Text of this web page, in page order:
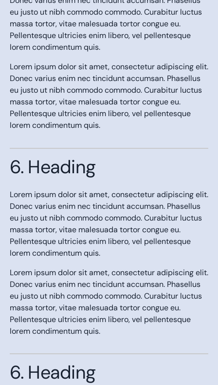
eu justo ut nibh commodo commodo. Curabitur luctus
massa tortor, vitae malesuada tortor congue eu.
Pellentesque ultricies enim libero, vel pellentesque
lorem condimentum quis.
Lorem ipsum dolor sit amet, consectetur adipiscing elit.
Donec varius enim nec tincidunt accumsan. Phasellus
eu justo ut nibh commodo commodo. Curabitur luctus
massa tortor, vitae malesuada tortor congue eu.
Pellentesque ultricies enim libero, vel pellentesque
lorem condimentum quis.
6. Heading
Lorem ipsum dolor sit amet, consectetur adipiscing elit.
Donec varius enim nec tincidunt accumsan. Phasellus
eu justo ut nibh commodo commodo. Curabitur luctus
massa tortor, vitae malesuada tortor congue eu.
Pellentesque ultricies enim libero, vel pellentesque
lorem condimentum quis.
Lorem ipsum dolor sit amet, consectetur adipiscing elit.
Donec varius enim nec tincidunt accumsan. Phasellus
eu justo ut nibh commodo commodo. Curabitur luctus
massa tortor, vitae malesuada tortor congue eu.
Pellentesque ultricies enim libero, vel pellentesque
lorem condimentum quis.
6. Heading